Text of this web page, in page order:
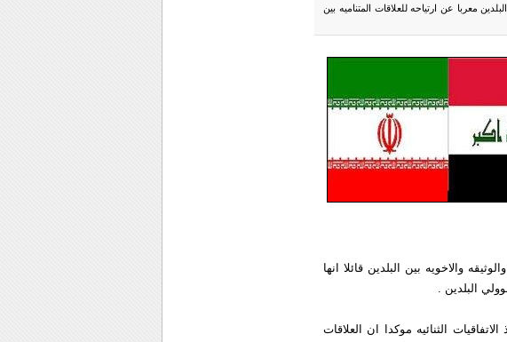
معربا عن ارتياحه للعلاقات المتناميه بين
والاخويه بين البلدين قائلا انها
البلدين .
الثنائيه موكدا ان العلاقات